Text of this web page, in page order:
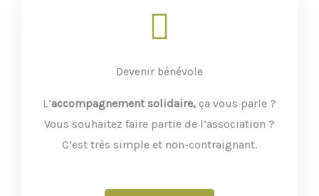
Devenir bénévole
L’accompagnement solidaire, ça vous parle ?
Vous souhaitez faire partie de l’association ?
C’est très simple et non-contraignant.